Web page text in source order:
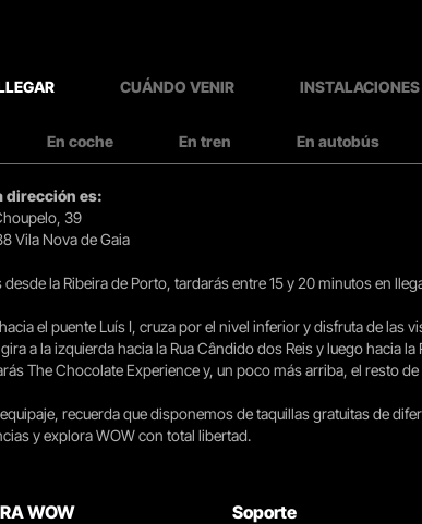
CUÁNDO VENIR INSTALACIONES
En coche En tren En autobús
dirección es:
39
Vila Nova de Gaia
desde la Ribeira de Porto, tardarás entre 15 y 20 minutos en
el puente Luís I, cruza por el nivel inferior y disfruta de las
a la izquierda hacia la Rua Cândido dos Reis y luego hacia la
The Chocolate Experience y, un poco más arriba, el resto de
recuerda que disponemos de taquillas gratuitas de
y explora WOW con total libertad.
WOW Soporte